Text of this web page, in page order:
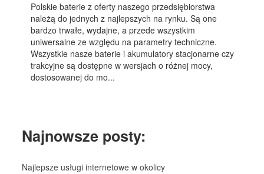
Polskie baterie z oferty naszego przedsiębiorstwa
należą do jednych z najlepszych na rynku. Są one
bardzo trwałe, wydajne, a przede wszystkim
uniwersalne ze względu na parametry techniczne.
Wszystkie nasze baterie i akumulatory stacjonarne czy
trakcyjne są dostępne w wersjach o różnej mocy,
dostosowanej do mo...
Najnowsze posty:
Najlepsze usługi internetowe w okolicy